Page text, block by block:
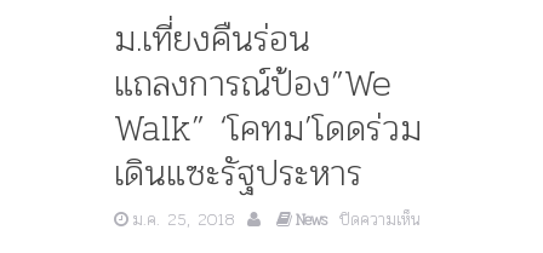
ม.เที่ยงคืนร่อน
แถลงการณ์ป้อง”We
Walk” ‘โคทม’โดดร่วม
เดินแซะรัฐประหาร
ม.ค. 25, 2018 News ปิดความเห็น